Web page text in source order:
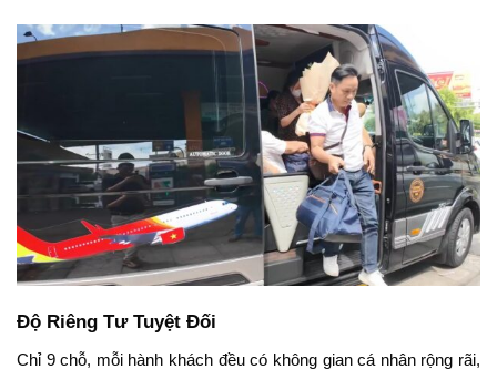
Độ Riêng Tư Tuyệt Đối
Chỉ 9 chỗ, mỗi hành khách đều có không gian cá nhân rộng rãi,